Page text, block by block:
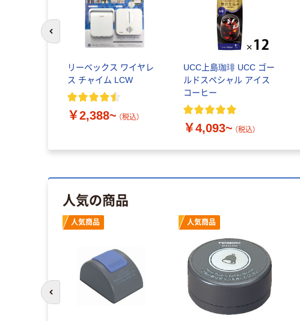
リーベックス ワイヤレ
ス チャイム LCW
￥2,388~ （税込）
UCC上島珈琲 UCC ゴー
ルドスペシャル アイス
コーヒー
￥4,093~ （税込）
前のスライドへ
人気の商品
人気商品 人気商品
前のスライドへ